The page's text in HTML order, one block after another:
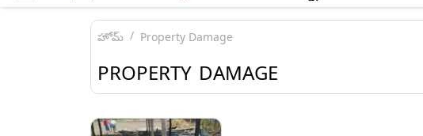
హోమ్ Property Damage
PROPERTY DAMAGE